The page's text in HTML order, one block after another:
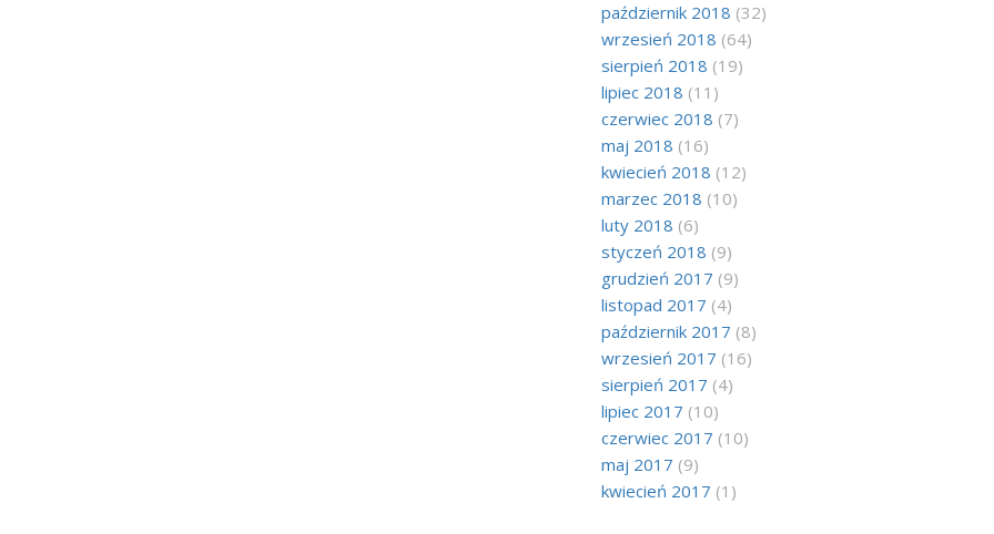
październik 2018 (32)
wrzesień 2018 (64)
sierpień 2018 (19)
lipiec 2018 (11)
czerwiec 2018 (7)
maj 2018 (16)
kwiecień 2018 (12)
marzec 2018 (10)
luty 2018 (6)
styczeń 2018 (9)
grudzień 2017 (9)
listopad 2017 (4)
październik 2017 (8)
wrzesień 2017 (16)
sierpień 2017 (4)
lipiec 2017 (10)
czerwiec 2017 (10)
maj 2017 (9)
kwiecień 2017 (1)